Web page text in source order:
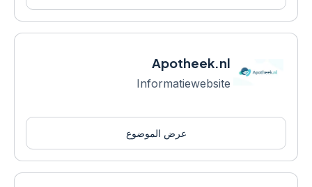
Apotheek.nl
Informatiewebsite
عرض الموضوع